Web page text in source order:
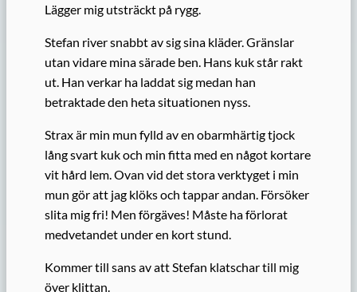
Lägger mig utsträckt på rygg.
Stefan river snabbt av sig sina kläder. Gränslar
utan vidare mina särade ben. Hans kuk står rakt
ut. Han verkar ha laddat sig medan han
betraktade den heta situationen nyss.
Strax är min mun fylld av en obarmhärtig tjock
lång svart kuk och min fitta med en något kortare
vit hård lem. Ovan vid det stora verktyget i min
mun gör att jag klöks och tappar andan. Försöker
slita mig fri! Men förgäves! Måste ha förlorat
medvetandet under en kort stund.
Kommer till sans av att Stefan klatschar till mig
över klittan.